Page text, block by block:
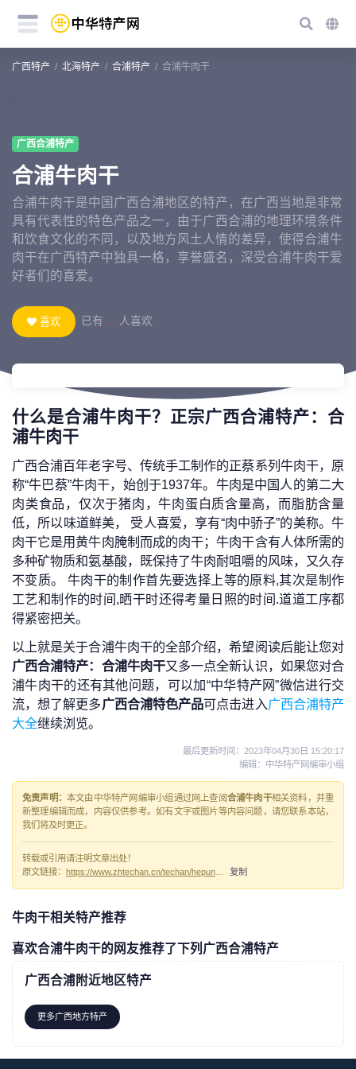
广西特产 北海特产 合浦特产 合浦牛肉干
广西合浦特产
合浦牛肉干
合浦牛肉干是中国广西合浦地区的特产，在广西当地是非常
具有代表性的特色产品之一，由于广西合浦的地理环境条件
和饮食文化的不同，以及地方风土人情的差异，使得合浦牛
肉干在广西特产中独具一格，享誉盛名，深受合浦牛肉干爱
好者们的喜爱。
喜欢 已有 人喜欢
什么是合浦牛肉干？正宗广西合浦特产：合
浦牛肉干
广西合浦百年老字号、传统手工制作的正蔡系列牛肉干，原
称“牛巴蔡”牛肉干，始创于1937年。牛肉是中国人的第二大
肉类食品，仅次于猪肉，牛肉蛋白质含量高，而脂肪含量
低，所以味道鲜美， 受人喜爱，享有“肉中骄子”的美称。牛
肉干它是用黄牛肉腌制而成的肉干；牛肉干含有人体所需的
多种矿物质和氨基酸，既保持了牛肉耐咀嚼的风味，又久存
不变质。 牛肉干的制作首先要选择上等的原料,其次是制作
工艺和制作的时间,晒干时还得考量日照的时间.道道工序都
得紧密把关。
以上就是关于合浦牛肉干的全部介绍，希望阅读后能让您对
广西合浦特产：合浦牛肉干又多一点全新认识，如果您对合
浦牛肉干的还有其他问题，可以加“中华特产网”微信进行交
流，想了解更多广西合浦特色产品可点击进入广西合浦特产
大全继续浏览。
最后更新时间： 2023年04月30日 15:20:17
编辑：中华特产网编审小组
免责声明：本文由中华特产网编审小组通过网上查阅合浦牛肉干相关资料，并重
新整理编辑而成，内容仅供参考。如有文字或图片等内容问题，请您联系本站，
我们将及时更正。
转载或引用请注明文章出处！
原文链接：
复制
牛肉干相关特产推荐
喜欢合浦牛肉干的网友推荐了下列广西合浦特产
广西合浦附近地区特产
更多广西地方特产